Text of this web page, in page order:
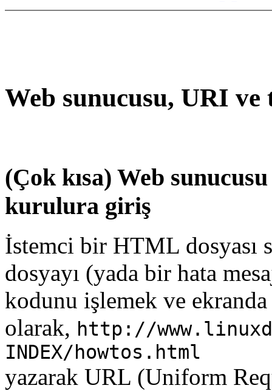
Web sunucusu, URI ve
(Çok kısa) Web
kurulura giriş
İstemci bir HTML dosyası
dosyayı (yada bir hata
kodunu işlemek ve
olarak, http://
INDEX/howtos.html
yazarak URL (Uniform